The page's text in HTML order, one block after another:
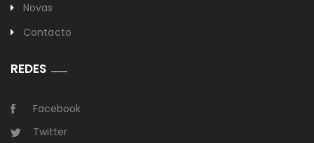
Novas
Contacto
REDES
Facebook
Twitter